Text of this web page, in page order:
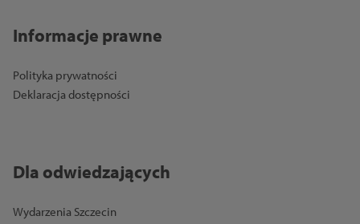
Informacje prawne
Polityka prywatności
Deklaracja dostępności
Dla odwiedzających
Wydarzenia Szczecin